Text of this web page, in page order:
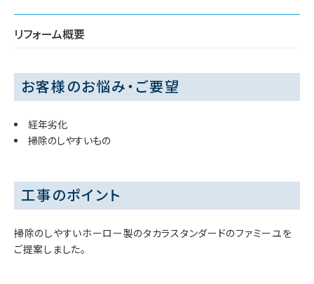
リフォーム概要
お客様のお悩み・ご要望
経年劣化
掃除のしやすいもの
工事のポイント
掃除のしやすいホーロー製のタカラスタンダードのファミーユを
ご提案しました。